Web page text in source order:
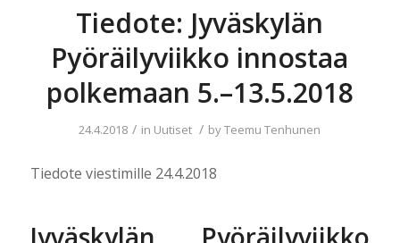
Tiedote: Jyväskylän
Pyöräilyviikko innostaa
polkemaan 5.–13.5.2018
24.4.2018 / in Uutiset / byTeemu Tenhunen
Tiedote viestimille 24.4.2018